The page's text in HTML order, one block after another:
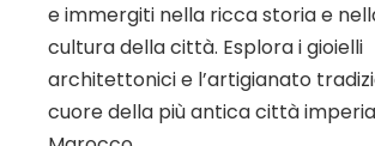
e immergiti nella ricca storia e
cultura della città. Esplora i gioielli
architettonici e l’artigianato
cuore della più antica città